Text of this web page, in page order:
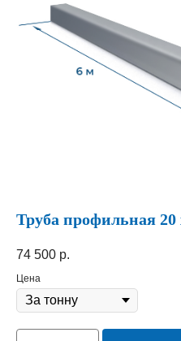
Труба профильная 20
74 500 р.
Цена